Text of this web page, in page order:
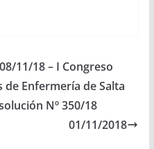
11/18 – I Congreso
Enfermería de Salta
Nº 350/18
01/11/2018